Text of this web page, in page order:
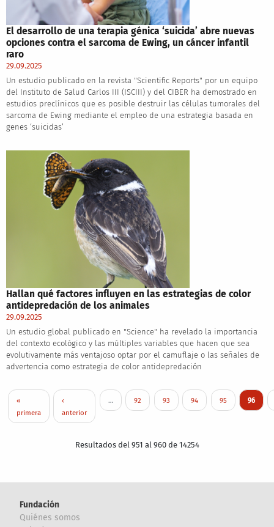
El desarrollo de una terapia génica ‘suicida’ abre nuevas
opciones contra el sarcoma de Ewing, un cáncer infantil
raro
29.09.2025
Un estudio publicado en la revista "Scientific Reports" por un equipo
del Instituto de Salud Carlos III (ISCIII) y del CIBER ha demostrado en
estudios preclínicos que es posible destruir las células tumorales del
sarcoma de Ewing mediante el empleo de una estrategia basada en
genes ‘suicidas’
Hallan qué factores influyen en las estrategias de color
antidepredación de los animales
29.09.2025
Un estudio global publicado en "Science" ha revelado la importancia
del contexto ecológico y las múltiples variables que hacen que sea
evolutivamente más ventajoso optar por el camuflaje o las señales de
advertencia como estrategia de color antidepredación
Paginación
Primera página
«
primera
Página anterior
‹
anterior
… Page
92 Page
93 Page
94 Page
95 Página
96
Resultados del 951 al 960 de 14254
Fundación
Quiénes somos